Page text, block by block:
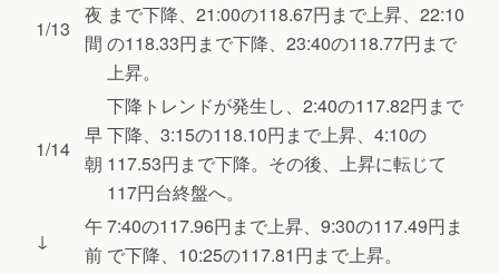
1/13
夜
間
まで下降、21:00の118.67円まで上昇、22:10
の118.33円まで下降、23:40の118.77円まで
上昇。
1/14
早
朝
下降トレンドが発生し、2:40の117.82円まで
下降、3:15の118.10円まで上昇、4:10の
117.53円まで下降。その後、上昇に転じて
117円台終盤へ。
↓
午
前
7:40の117.96円まで上昇、9:30の117.49円ま
で下降、10:25の117.81円まで上昇。